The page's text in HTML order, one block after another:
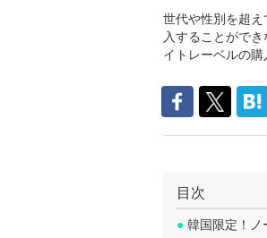
世代や性別を超
入することがで
イトレーベルの購
目次
● 韓国限定！ノ